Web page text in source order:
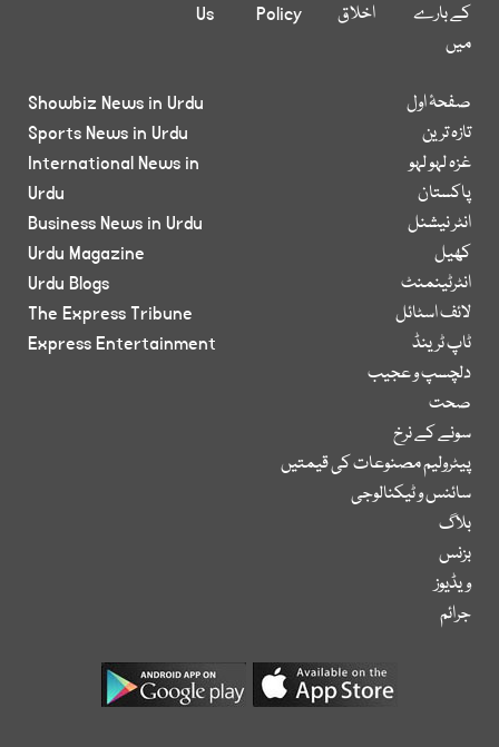
کے بارے
میں
اخلاق
Policy
Us
صفحۂ اول
تازہ ترین
غزہ لہو لہو
پاکستان
انٹر نیشنل
کھیل
انٹرٹینمنٹ
لائف اسٹائل
ٹاپ ٹرینڈ
دلچسپ و عجیب
صحت
سونے کے نرخ
پیٹرولیم مصنوعات کی قیمتیں
سائنس و ٹیکنالوجی
بلاگ
بزنس
ویڈیوز
جرائم
Showbiz News in Urdu
Sports News in Urdu
International News in
Urdu
Business News in Urdu
Urdu Magazine
Urdu Blogs
The Express Tribune
Express Entertainment